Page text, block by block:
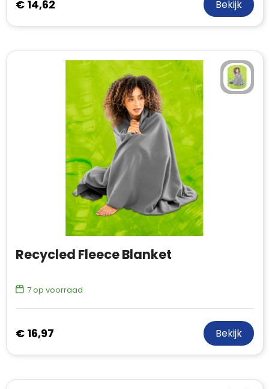
€ 14,62 Bekijk
Recycled Fleece Blanket
7op voorraad
€ 16,97 Bekijk